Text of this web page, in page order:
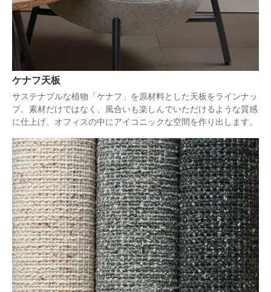
ケナフ天板
サステナブルな植物「ケナフ」を原材料とした天板をラインナッ
プ。素材だけではなく、風合いも楽しんでいただけるような質感
に仕上げ、オフィスの中にアイコニックな空間を作り出します。